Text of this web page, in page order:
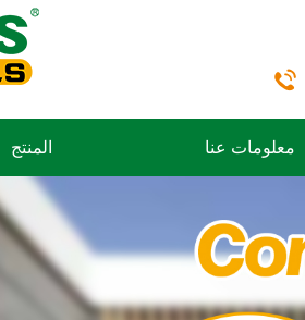
المنتج معلومات عنا